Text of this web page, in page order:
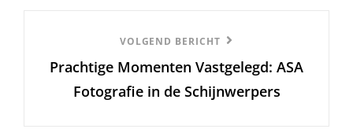
Bericht
VOLGEND BERICHT
Prachtige Momenten Vastgelegd: ASA
Fotografie in de Schijnwerpers